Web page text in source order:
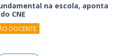
na escola, aponta
CNE
DOCENTE